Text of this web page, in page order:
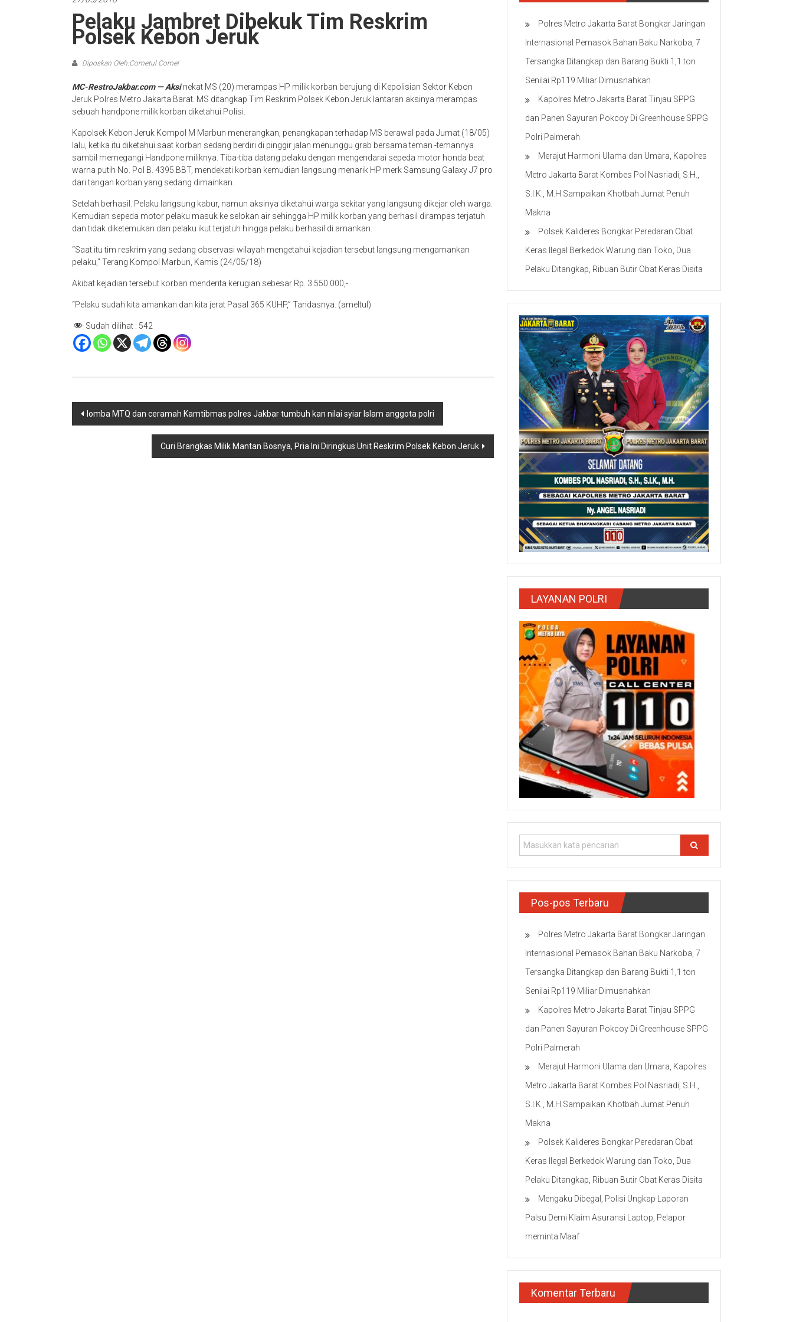
Pelaku Jambret Dibekuk Tim Reskrim
Polsek Kebon Jeruk
Diposkan Oleh:Cometul Comel
MC-RestroJakbar.com — Aksinekat MS (20) merampas HP milik korban berujung di Kepolisian Sektor Kebon
Jeruk Polres Metro Jakarta Barat. MS ditangkap Tim Reskrim Polsek Kebon Jeruk lantaran aksinya merampas
sebuah handpone milik korban diketahui Polisi.
Kapolsek Kebon Jeruk Kompol M Marbun menerangkan, penangkapan terhadap MS berawal pada Jumat (18/05)
lalu, ketika itu diketahui saat korban sedang berdiri di pinggir jalan menunggu grab bersama teman -temannya
sambil memegangi Handpone miliknya. Tiba-tiba datang pelaku dengan mengendarai sepeda motor honda beat
warna putih No. Pol B. 4395.BBT, mendekati korban kemudian langsung menarik HP merk Samsung Galaxy J7 pro
dari tangan korban yang sedang dimainkan.
Setelah berhasil. Pelaku langsung kabur, namun aksinya diketahui warga sekitar yang langsung dikejar oleh warga.
Kemudian sepeda motor pelaku masuk ke selokan air sehingga HP milik korban yang berhasil dirampas terjatuh
dan tidak diketemukan dan pelaku ikut terjatuh hingga pelaku berhasil di amankan.
“Saat itu tim reskrim yang sedang observasi wilayah mengetahui kejadian tersebut langsung mengamankan
pelaku,” Terang Kompol Marbun, Kamis (24/05/18)
Akibat kejadian tersebut korban menderita kerugian sebesar Rp. 3.550.000,-.
“Pelaku sudah kita amankan dan kita jerat Pasal 365 KUHP,” Tandasnya. (ameltul)
Sudah dilihat : 542
Navigasi
lomba MTQ dan ceramah Kamtibmas polres Jakbar tumbuh kan nilai syiar Islam anggota polri
Curi Brangkas Milik Mantan Bosnya, Pria Ini Diringkus Unit Reskrim Polsek Kebon Jeruk
Polres Metro Jakarta Barat Bongkar Jaringan
Internasional Pemasok Bahan Baku Narkoba, 7
Tersangka Ditangkap dan Barang Bukti 1,1 ton
Senilai Rp119 Miliar Dimusnahkan
Kapolres Metro Jakarta Barat Tinjau SPPG
dan Panen Sayuran Pokcoy Di Greenhouse SPPG
Polri Palmerah
Merajut Harmoni Ulama dan Umara, Kapolres
Metro Jakarta Barat Kombes Pol Nasriadi, S.H.,
S.I.K., M.H Sampaikan Khotbah Jumat Penuh
Makna
Polsek Kalideres Bongkar Peredaran Obat
Keras Ilegal Berkedok Warung dan Toko, Dua
Pelaku Ditangkap, Ribuan Butir Obat Keras Disita
LAYANAN POLRI
Pos-pos Terbaru
Polres Metro Jakarta Barat Bongkar Jaringan
Internasional Pemasok Bahan Baku Narkoba, 7
Tersangka Ditangkap dan Barang Bukti 1,1 ton
Senilai Rp119 Miliar Dimusnahkan
Kapolres Metro Jakarta Barat Tinjau SPPG
dan Panen Sayuran Pokcoy Di Greenhouse SPPG
Polri Palmerah
Merajut Harmoni Ulama dan Umara, Kapolres
Metro Jakarta Barat Kombes Pol Nasriadi, S.H.,
S.I.K., M.H Sampaikan Khotbah Jumat Penuh
Makna
Polsek Kalideres Bongkar Peredaran Obat
Keras Ilegal Berkedok Warung dan Toko, Dua
Pelaku Ditangkap, Ribuan Butir Obat Keras Disita
Mengaku Dibegal, Polisi Ungkap Laporan
Palsu Demi Klaim Asuransi Laptop, Pelapor
meminta Maaf
Komentar Terbaru